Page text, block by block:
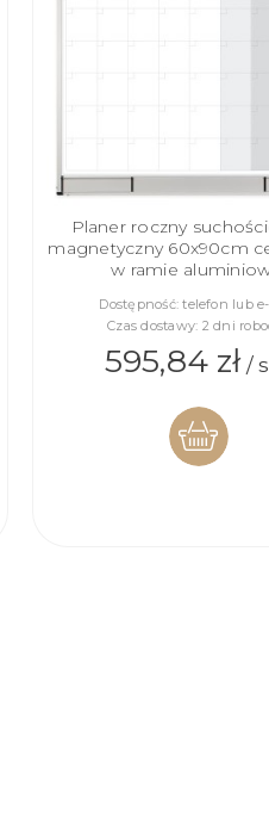
Planer roczny
magnetyczny 60x90cm
w ramie
Dostępność: telefon lub
Czas dostawy: 2 dni
595,84 zł/